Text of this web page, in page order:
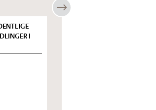
I